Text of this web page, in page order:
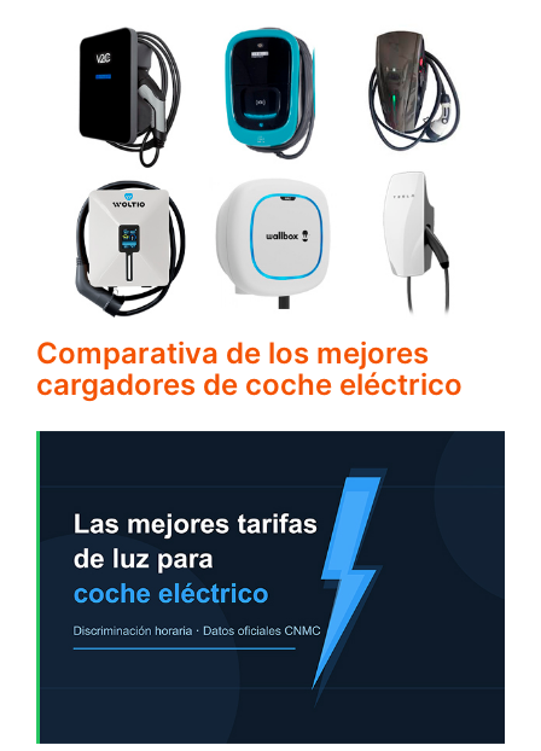
Comparativa de los mejores
cargadores de coche eléctrico